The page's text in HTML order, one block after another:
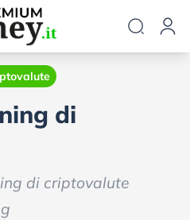
di
di criptovalute